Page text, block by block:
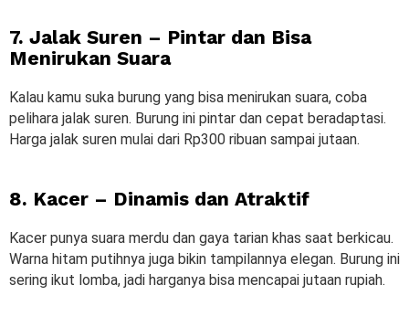
7. Jalak Suren – Pintar dan Bisa
Menirukan Suara
Kalau kamu suka burung yang bisa menirukan suara, coba
pelihara jalak suren. Burung ini pintar dan cepat beradaptasi.
Harga jalak suren mulai dari Rp300 ribuan sampai jutaan.
8. Kacer – Dinamis dan Atraktif
Kacer punya suara merdu dan gaya tarian khas saat berkicau.
Warna hitam putihnya juga bikin tampilannya elegan. Burung ini
sering ikut lomba, jadi harganya bisa mencapai jutaan rupiah.